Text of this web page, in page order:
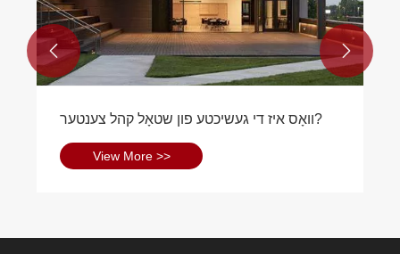
וואָס איז די געשיכטע פון ​​שטאָל קהל צענטער?
View More >>
 